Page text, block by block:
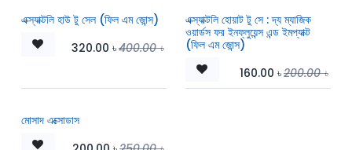
এক্স্যাক্টলি হাউ টু সেল (ফিল এম জোন্স)
320.00 ৳400.00৳
এক্স্যাক্টলি হোয়াট টু সে : দ্য ম্যাজিক
ওয়ার্ডস ফর ইনফ্লুয়েন্স এন্ড ইমপ্যাক্ট
(ফিল এম জোন্স)
160.00 ৳200.00৳
মোসাদ এক্সোডাস